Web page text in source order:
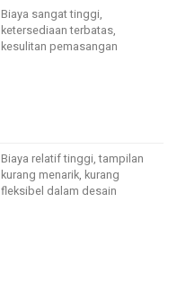
Biaya sangat tinggi,
ketersediaan terbatas,
kesulitan pemasangan
Biaya relatif tinggi, tampilan
kurang menarik, kurang
fleksibel dalam desain